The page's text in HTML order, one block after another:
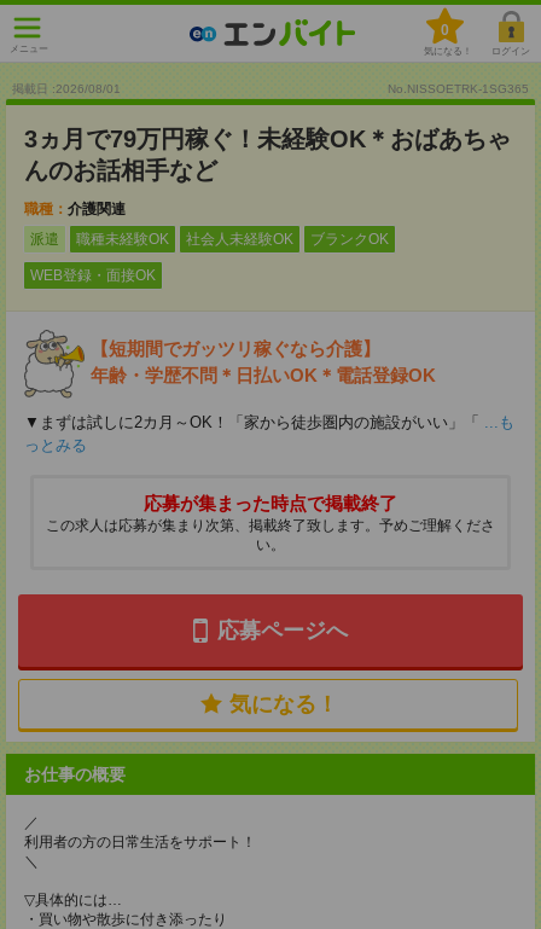
メニュー
0
気になる！ ログイン
掲載日 :2026/08/01 No.NISSOETRK-1SG365
3ヵ月で79万円稼ぐ！未経験OK＊おばあちゃ
んのお話相手など
職種： 介護関連
派遣
職種未経験OK 社会人未経験OK ブランクOK
WEB登録・面接OK
【短期間でガッツリ稼ぐなら介護】
年齢・学歴不問＊日払いOK＊電話登録OK
▼まずは試しに2カ月～OK！「家から徒歩圏内の施設がいい」「 ...も
っとみる
応募が集まった時点で掲載終了
この求人は応募が集まり次第、掲載終了致します。予めご理解くださ
い。
応募ページへ
気になる！
お仕事の概要
／
利用者の方の日常生活をサポート！
＼
▽具体的には…
・買い物や散歩に付き添ったり